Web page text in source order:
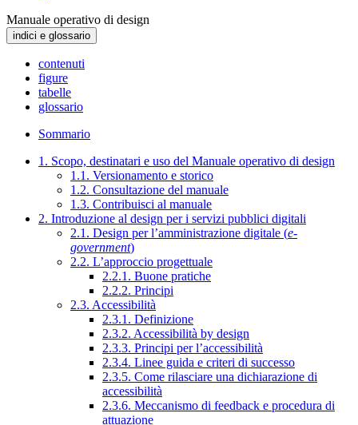
Manuale operativo di design
indici e glossario
contenuti
figure
tabelle
glossario
Sommario
1. Scopo, destinatari e uso del Manuale operativo di design
1.1. Versionamento e storico
1.2. Consultazione del manuale
1.3. Contribuisci al manuale
2. Introduzione al design per i servizi pubblici digitali
2.1. Design per l’amministrazione digitale (e-
government)
2.2. L’approccio progettuale
2.2.1. Buone pratiche
2.2.2. Principi
2.3. Accessibilità
2.3.1. Definizione
2.3.2. Accessibilità by design
2.3.3. Principi per l’accessibilità
2.3.4. Linee guida e criteri di successo
2.3.5. Come rilasciare una dichiarazione di
accessibilità
2.3.6. Meccanismo di feedback e procedura di
attuazione